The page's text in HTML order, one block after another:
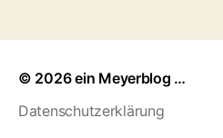
© 2026ein Meyerblog …
Datenschutzerklärung